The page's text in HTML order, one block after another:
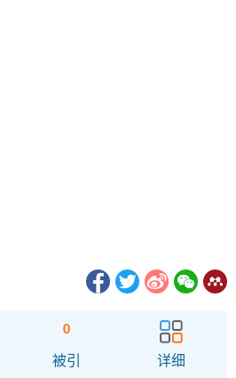
0
被引 详细